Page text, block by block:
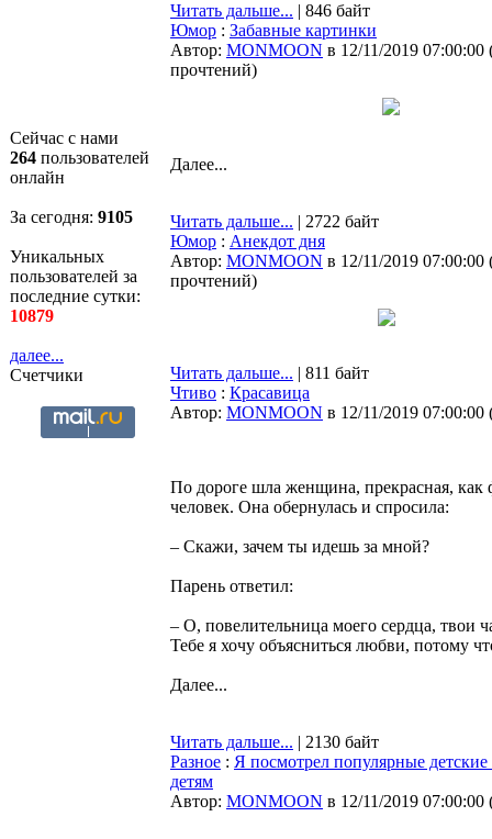
Сейчас с нами
264 пользователей
онлайн
За сегодня: 9105
Уникальных
пользователей за
последние сутки:
10879
далее...
Счетчики
Читать дальше... | 846 байт
Юмор : Забавные картинки
Автор: MONMOON в 12/11/2019 07:00:00
прочтений)
Далее...
Читать дальше... | 2722 байт
Юмор : Анекдот дня
Автор: MONMOON в 12/11/2019 07:00:00
прочтений)
Читать дальше... | 811 байт
Чтиво : Красавица
Автор: MONMOON в 12/11/2019 07:00:00
По дороге шла женщина, прекрасная, как
человек. Она обернулась и спросила:
– Скажи, зачем ты идешь за мной?
Парень ответил:
– О, повелительница моего сердца, твои
Тебе я хочу объясниться любви, потому
Далее...
Читать дальше... | 2130 байт
Разное : Я посмотрел популярные
детям
Автор: MONMOON в 12/11/2019 07:00:00